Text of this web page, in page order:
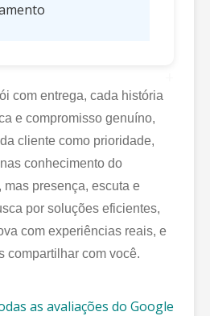
com entrega, cada história
e compromisso genuíno,
cliente como prioridade,
conhecimento do
presença, escuta e
por soluções eficientes,
com experiências reais, e
compartilhar com você.
as avaliações do Google